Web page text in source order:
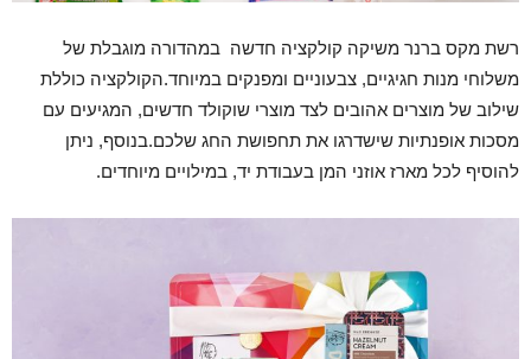
רשת מקס ברנר משיקה קולקציה חדשה במהדורה מוגבלת של
משלוחי מנות חגיגיים, צבעוניים ומפנקים במיוחד.הקולקציה כוללת
שילוב של מוצרים אהובים לצד מוצרי שוקולד חדשים, המגיעים עם
מסכות אופנתיות שישדרגו את תחפושת החג שלכם.בנוסף, ניתן
להוסיף לכל מארז אוזני המן בעבודת יד, במילויים מיוחדים.